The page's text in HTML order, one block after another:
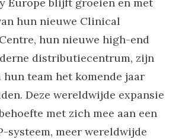
hun nieuwe Clinical
hun nieuwe high-end
distributiecentrum, zijn
hun team het komende jaar
Deze wereldwijde expansie
met zich mee aan een
systeem, meer wereldwijde